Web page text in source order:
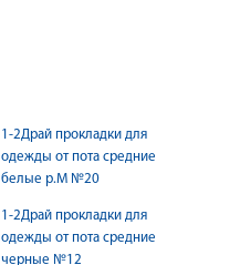
1-2Драй прокладки для
одежды от пота средние
белые р.М №20
1-2Драй прокладки для
одежды от пота средние
черные №12